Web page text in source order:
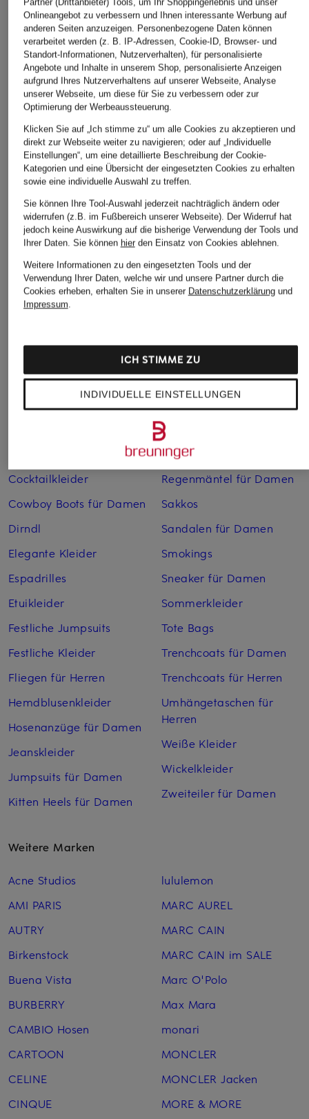
MOON BOOT
Sneaker MOON247
XLACE
CHF 95
Ursprünglich:CHF 229
THESING
Sneaker BONSAI
CHF 219
VEJA
ab CHF 145
Weitere Kategorien
Bademäntel für Herren
Cocktailkleider
Cowboy Boots für Damen
Dirndl
Elegante Kleider
Espadrilles
Etuikleider
Festliche Jumpsuits
Festliche Kleider
Fliegen für Herren
Hemdblusenkleider
Hosenanzüge für Damen
Jeanskleider
Jumpsuits für Damen
Kitten Heels für Damen
Lederjacken für Damen
Lederjacken für Herren
Leinenkleider
Maxikleider
Regenmäntel für Damen
Sakkos
Sandalen für Damen
Smokings
Sneaker für Damen
Sommerkleider
Tote Bags
Trenchcoats für Damen
Trenchcoats für Herren
Umhängetaschen für
Herren
Weiße Kleider
Wickelkleider
Zweiteiler für Damen
Weitere Marken
Acne Studios
AMI PARIS
AUTRY
Birkenstock
Buena Vista
BURBERRY
CAMBIO Hosen
CARTOON
CELINE
CINQUE
lululemon
MARC AUREL
MARC CAIN
MARC CAIN im SALE
Marc O'Polo
Max Mara
monari
MONCLER
MONCLER Jacken
MORE & MORE
Partner (Drittanbieter) Tools, um Ihr Shoppingerlebnis und unser
Onlineangebot zu verbessern und Ihnen interessante Werbung auf
anderen Seiten anzuzeigen. Personenbezogene Daten können
verarbeitet werden (z. B. IP-Adressen, Cookie-ID, Browser- und
Standort-Informationen, Nutzerverhalten), für personalisierte
Angebote und Inhalte in unserem Shop, personalisierte Anzeigen
aufgrund Ihres Nutzerverhaltens auf unserer Webseite, Analyse
unserer Webseite, um diese für Sie zu verbessern oder zur
Optimierung der Werbeaussteuerung.
Klicken Sie auf „Ich stimme zu“ um alle Cookies zu akzeptieren und
direkt zur Webseite weiter zu navigieren; oder auf „Individuelle
Einstellungen“, um eine detaillierte Beschreibung der Cookie-
Kategorien und eine Übersicht der eingesetzten Cookies zu erhalten
sowie eine individuelle Auswahl zu treffen.
Sie können Ihre Tool-Auswahl jederzeit nachträglich ändern oder
widerrufen (z.B. im Fußbereich unserer Webseite). Der Widerruf hat
jedoch keine Auswirkung auf die bisherige Verwendung der Tools und
Ihrer Daten. Sie können hierden Einsatz von Cookies ablehnen.
Weitere Informationen zu den eingesetzten Tools und der
Verwendung Ihrer Daten, welche wir und unsere Partner durch die
Cookies erheben, erhalten Sie in unserer Datenschutzerklärungund
Impressum.
INDIVIDUELLE EINSTELLUNGEN
ICH STIMME ZU